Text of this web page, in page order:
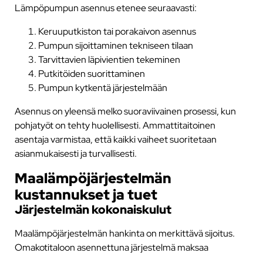
Lämpöpumpun asennus etenee seuraavasti:
Keruuputkiston tai porakaivon asennus
Pumpun sijoittaminen tekniseen tilaan
Tarvittavien läpivientien tekeminen
Putkitöiden suorittaminen
Pumpun kytkentä järjestelmään
Asennus on yleensä melko suoraviivainen prosessi, kun
pohjatyöt on tehty huolellisesti. Ammattitaitoinen
asentaja varmistaa, että kaikki vaiheet suoritetaan
asianmukaisesti ja turvallisesti.
Maalämpöjärjestelmän
kustannukset ja tuet
Järjestelmän kokonaiskulut
Maalämpöjärjestelmän hankinta on merkittävä sijoitus.
Omakotitaloon asennettuna järjestelmä maksaa